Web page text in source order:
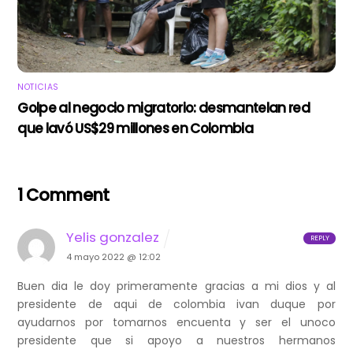
NOTICIAS
Golpe al negocio migratorio: desmantelan red
que lavó US$29 millones en Colombia
1 Comment
Yelis gonzalez
4 mayo 2022 @ 12:02
Buen dia le doy primeramente gracias a mi dios y al
presidente de aqui de colombia ivan duque por
ayudarnos por tomarnos encuenta y ser el unoco
presidente que si apoyo a nuestros hermanos
REPLY